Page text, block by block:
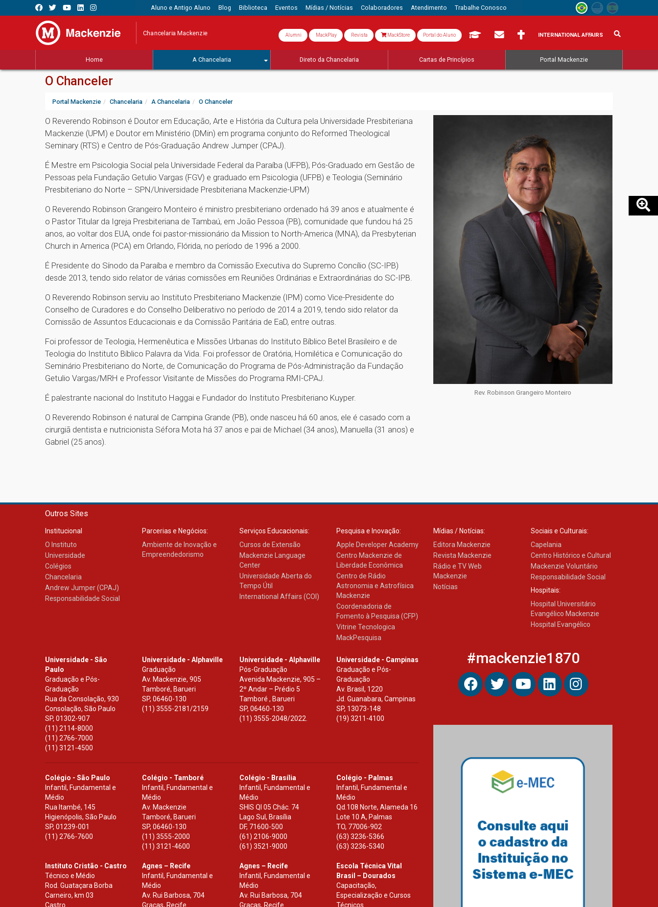
Aluno e Antigo Aluno Blog Biblioteca Eventos Mídias / Notícias Colaboradores Atendimento Trabalhe Conosco
Chancelaria Mackenzie Alumni MackPlay Revista MackStore Portal do Aluno INTERNATIONAL AFFAIRS
Home A Chancelaria Direto da Chancelaria Cartas de Princípios Portal Mackenzie
O Chanceler
Portal Mackenzie Chancelaria A Chancelaria O Chanceler
O Reverendo Robinson é Doutor em Educação, Arte e História da Cultura pela Universidade Presbiteriana
Mackenzie (UPM) e Doutor em Ministério (DMin) em programa conjunto do Reformed Theological
Seminary (RTS) e Centro de Pós-Graduação Andrew Jumper (CPAJ).
É Mestre em Psicologia Social pela Universidade Federal da Paraíba (UFPB), Pós-Graduado em Gestão de
Pessoas pela Fundação Getulio Vargas (FGV) e graduado em Psicologia (UFPB) e Teologia (Seminário
Presbiteriano do Norte – SPN/Universidade Presbiteriana Mackenzie-UPM)
O Reverendo Robinson Grangeiro Monteiro é ministro presbiteriano ordenado há 39 anos e atualmente é
o Pastor Titular da Igreja Presbiteriana de Tambaú, em João Pessoa (PB), comunidade que fundou há 25
anos, ao voltar dos EUA, onde foi pastor-missionário da Mission to North-America (MNA), da Presbyterian
Church in America (PCA) em Orlando, Flórida, no período de 1996 a 2000.
É Presidente do Sínodo da Paraíba e membro da Comissão Executiva do Supremo Concílio (SC-IPB)
desde 2013, tendo sido relator de várias comissões em Reuniões Ordinárias e Extraordinárias do SC-IPB.
O Reverendo Robinson serviu ao Instituto Presbiteriano Mackenzie (IPM) como Vice-Presidente do
Conselho de Curadores e do Conselho Deliberativo no período de 2014 a 2019, tendo sido relator da
Comissão de Assuntos Educacionais e da Comissão Paritária de EaD, entre outras.
Foi professor de Teologia, Hermenêutica e Missões Urbanas do Instituto Bíblico Betel Brasileiro e de
Teologia do Instituto Bíblico Palavra da Vida. Foi professor de Oratória, Homilética e Comunicação do
Seminário Presbiteriano do Norte, de Comunicação do Programa de Pós-Administração da Fundação
Getulio Vargas/MRH e Professor Visitante de Missões do Programa RMI-CPAJ.
É palestrante nacional do Instituto Haggai e Fundador do Instituto Presbiteriano Kuyper.
O Reverendo Robinson é natural de Campina Grande (PB), onde nasceu há 60 anos, ele é casado com a
cirurgiã dentista e nutricionista Séfora Mota há 37 anos e pai de Michael (34 anos), Manuella (31 anos) e
Gabriel (25 anos).
Rev. Robinson Grangeiro Monteiro
Outros Sites
Institucional
O Instituto
Universidade
Colégios
Chancelaria
Andrew Jumper (CPAJ)
Responsabilidade Social
Parcerias e Negócios:
Ambiente de Inovação e
Empreendedorismo
Serviços Educacionais:
Cursos de Extensão
Mackenzie Language
Center
Universidade Aberta do
Tempo Útil
International Affairs (COI)
Pesquisa e Inovação:
Apple Developer Academy
Centro Mackenzie de
Liberdade Econômica
Centro de Rádio
Astronomia e Astrofísica
Mackenzie
Coordenadoria de
Fomento à Pesquisa (CFP)
Vitrine Tecnologica
MackPesquisa
Mídias / Notícias:
Editora Mackenzie
Revista Mackenzie
Rádio e TV Web
Mackenzie
Notícias
Sociais e Culturais:
Capelania
Centro Histórico e Cultural
Mackenzie Voluntário
Responsabilidade Social
Hospitais:
Hospital Universitário
Evangélico Mackenzie
Hospital Evangélico
Universidade - São
Paulo
Graduação e Pós-
Graduação
Rua da Consolação, 930
Consolação, São Paulo
SP, 01302-907
(11) 2114-8000
(11) 2766-7000
(11) 3121-4500
Universidade - Alphaville
Graduação
Av. Mackenzie, 905
Tamboré, Barueri
SP,06460-130
(11) 3555-2181/2159
Universidade - Alphaville
Pós-Graduação
Avenida Mackenzie, 905 –
2º Andar – Prédio 5
Tamboré , Barueri
SP, 06460-130
(11) 3555-2048/2022.
Universidade - Campinas
Graduação e Pós-
Graduação
Av. Brasil, 1220
Jd. Guanabara, Campinas
SP, 13073-148
(19) 3211-4100
Colégio - São Paulo
Infantil, Fundamental e
Médio
Rua Itambé, 145
Higienópolis, São Paulo
SP, 01239-001
(11) 2766-7600
Colégio - Tamboré
Infantil, Fundamental e
Médio
Av. Mackenzie
Tamboré, Barueri
SP,06460-130
(11) 3555-2000
(11) 3121-4600
Colégio - Brasília
Infantil, Fundamental e
Médio
SHIS Ql 05 Chác. 74
Lago Sul, Brasília
DF, 71600-500
(61) 2106-9000
(61) 3521-9000
Colégio - Palmas
Infantil, Fundamental e
Médio
Qd.108 Norte, Alameda 16
Lote 10 A, Palmas
TO, 77006-902
(63) 3236-5366
(63) 3236-5340
Instituto Cristão - Castro
Técnico e Médio
Rod. Guataçara Borba
Carneiro, km 03
Castro
Agnes – Recife
Infantil, Fundamental e
Médio
Av. Rui Barbosa, 704
Graças, Recife
Agnes – Recife
Infantil, Fundamental e
Médio
Av. Rui Barbosa, 704
Graças, Recife
Escola Técnica Vital
Brasil – Dourados
Capacitação,
Especialização e Cursos
Técnicos
#mackenzie1870